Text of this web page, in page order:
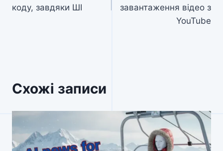
коду, завдяки ШІ
завантаження відео з
YouTube
Схожі записи